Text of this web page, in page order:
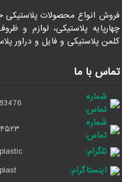
فروش انواع محصولات پلاستیکی
چهارپایه پلاستیکی، لوازم و
کلمن پلاستیکی و فایل و دراور
تماس با ما
شماره
تماس:
شماره
تماس:
تلگرام:
اینستاگرام: